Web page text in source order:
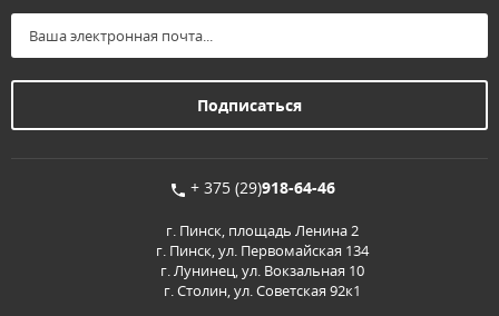
+ 375 (29)918-64-46
г. Пинск, площадь Ленина 2
г. Пинск, ул. Первомайская 134
г. Лунинец, ул. Вокзальная 10
г. Столин, ул. Советская 92к1